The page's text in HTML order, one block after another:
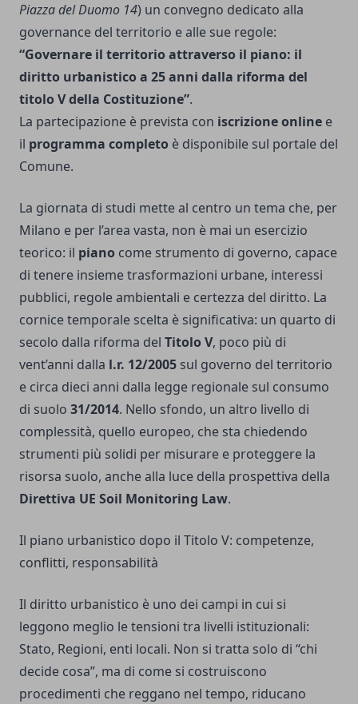
Piazza del Duomo 14) un convegno dedicato alla
governance del territorio e alle sue regole:
“Governare il territorio attraverso il piano: il
diritto urbanistico a 25 anni dalla riforma del
titolo V della Costituzione”.
La partecipazione è prevista con iscrizione online e
il programma completo è disponibile sul portale del
Comune.
La giornata di studi mette al centro un tema che, per
Milano e per l’area vasta, non è mai un esercizio
teorico: il piano come strumento di governo, capace
di tenere insieme trasformazioni urbane, interessi
pubblici, regole ambientali e certezza del diritto. La
cornice temporale scelta è significativa: un quarto di
secolo dalla riforma del Titolo V, poco più di
vent’anni dalla l.r. 12/2005 sul governo del territorio
e circa dieci anni dalla legge regionale sul consumo
di suolo 31/2014. Nello sfondo, un altro livello di
complessità, quello europeo, che sta chiedendo
strumenti più solidi per misurare e proteggere la
risorsa suolo, anche alla luce della prospettiva della
Direttiva UE Soil Monitoring Law.
Il piano urbanistico dopo il Titolo V: competenze,
conflitti, responsabilità
Il diritto urbanistico è uno dei campi in cui si
leggono meglio le tensioni tra livelli istituzionali:
Stato, Regioni, enti locali. Non si tratta solo di “chi
decide cosa”, ma di come si costruiscono
procedimenti che reggano nel tempo, riducano